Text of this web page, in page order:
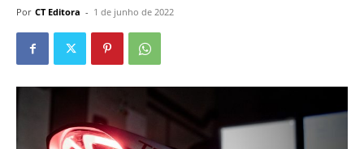
Por CT Editora - 1 de junho de 2022